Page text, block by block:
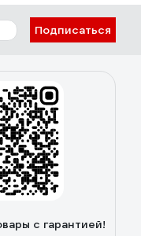
Подписаться
с гарантией!